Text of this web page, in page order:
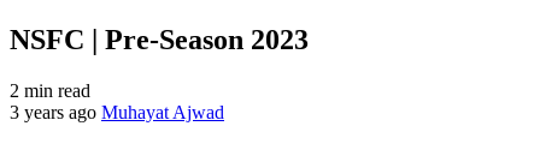
NSFC | Pre-Season 2023
2 min read
3 years ago Muhayat Ajwad